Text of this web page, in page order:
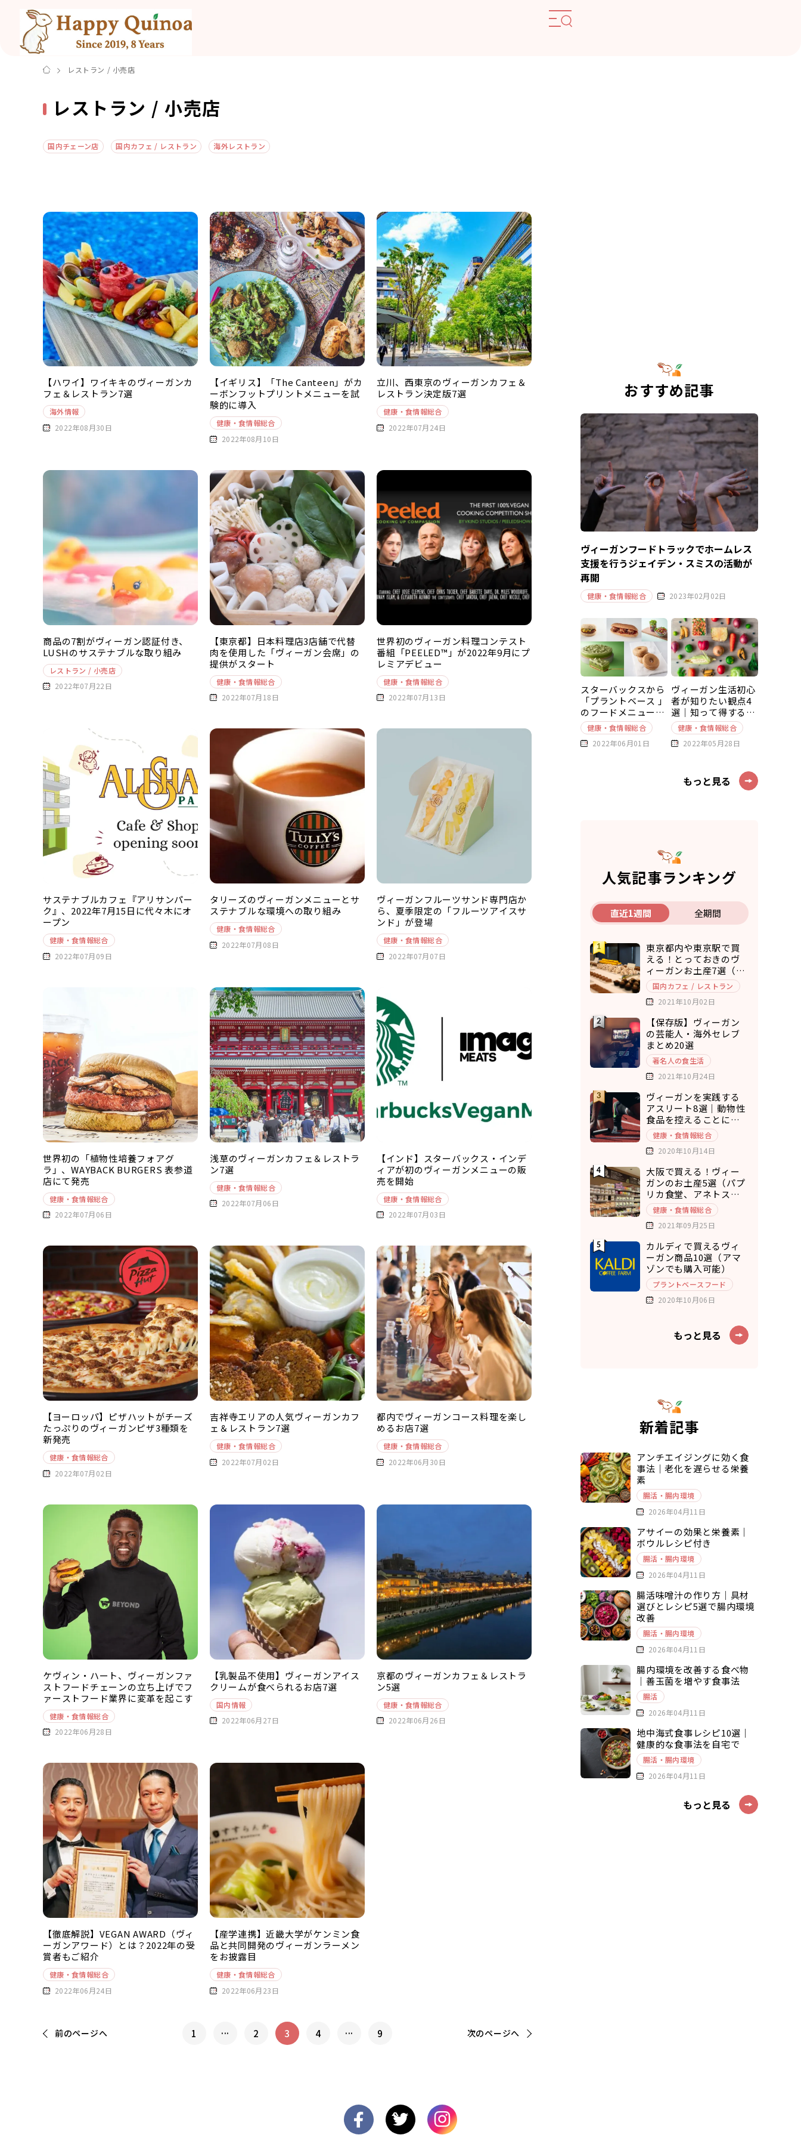
レストラン / 小売店
レストラン / 小売店
国内チェーン店 国内カフェ / レストラン 海外レストラン
【ハワイ】ワイキキのヴィーガンカ
フェ＆レストラン7選
海外情報
2022年08月30日
【イギリス】「The Canteen」がカ
ーボンフットプリントメニューを試
験的に導入
健康・食情報総合
2022年08月10日
立川、西東京のヴィーガンカフェ＆
レストラン決定版7選
健康・食情報総合
2022年07月24日
商品の7割がヴィーガン認証付き、
LUSHのサステナブルな取り組み
レストラン / 小売店
2022年07月22日
【東京都】日本料理店3店舗で代替
肉を使用した「ヴィーガン会席」の
提供がスタート
健康・食情報総合
2022年07月18日
世界初のヴィーガン料理コンテスト
番組「PEELED™」が2022年9月にプ
レミアデビュー
健康・食情報総合
2022年07月13日
サステナブルカフェ『アリサンパー
ク』、2022年7月15日に代々木にオ
ープン
健康・食情報総合
2022年07月09日
タリーズのヴィーガンメニューとサ
ステナブルな環境への取り組み
健康・食情報総合
2022年07月08日
ヴィーガンフルーツサンド専門店か
ら、夏季限定の「フルーツアイスサ
ンド」が登場
健康・食情報総合
2022年07月07日
世界初の「植物性培養フォアグ
ラ」、WAYBACK BURGERS 表参道
店にて発売
健康・食情報総合
2022年07月06日
浅草のヴィーガンカフェ＆レストラ
ン7選
健康・食情報総合
2022年07月06日
【インド】スターバックス・インデ
ィアが初のヴィーガンメニューの販
売を開始
健康・食情報総合
2022年07月03日
【ヨーロッパ】ピザハットがチーズ
たっぷりのヴィーガンピザ3種類を
新発売
健康・食情報総合
2022年07月02日
吉祥寺エリアの人気ヴィーガンカフ
ェ＆レストラン7選
健康・食情報総合
2022年07月02日
都内でヴィーガンコース料理を楽し
めるお店7選
健康・食情報総合
2022年06月30日
ケヴィン・ハート、ヴィーガンファ
ストフードチェーンの立ち上げでフ
ァーストフード業界に変革を起こす
健康・食情報総合
2022年06月28日
【乳製品不使用】ヴィーガンアイス
クリームが食べられるお店7選
国内情報
2022年06月27日
京都のヴィーガンカフェ＆レストラ
ン5選
健康・食情報総合
2022年06月26日
【徹底解説】VEGAN AWARD（ヴィ
ーガンアワード）とは？2022年の受
賞者もご紹介
健康・食情報総合
2022年06月24日
【産学連携】近畿大学がケンミン食
品と共同開発のヴィーガンラーメン
をお披露目
健康・食情報総合
2022年06月23日
1
前のページへ ... 2 3 4 ... 次のページへ
9
おすすめ記事
ヴィーガンフードトラックでホームレス
支援を行うジェイデン・スミスの活動が
再開
健康・食情報総合 2023年02月02日
スターバックスから
「プラントベース 」
のフードメニューが
新発売
健康・食情報総合
2022年06月01日
ヴィーガン生活初心
者が知りたい観点4
選｜知って得する豆
知識～基本編～
健康・食情報総合
2022年05月28日
もっと見る
人気記事ランキング
直近1週間 全期間
東京都内や東京駅で買
える！とっておきのヴ
ィーガンお土産7選（ア
マゾンで購入できるも
のもご紹介）
国内カフェ / レストラン
2021年10月02日
【保存版】ヴィーガン
の芸能人・海外セレブ
まとめ20選
著名人の食生活
2021年10月24日
ヴィーガンを実践する
アスリート8選｜動物性
食品を控えることにメ
リットを実感
健康・食情報総合
2020年10月14日
大阪で買える！ヴィー
ガンのお土産5選（パプ
リカ食堂、アネトス、
ひねもすぱん）
健康・食情報総合
2021年09月25日
カルディで買えるヴィ
ーガン商品10選（アマ
ゾンでも購入可能）
プラントベースフード
2020年10月06日
もっと見る
新着記事
アンチエイジングに効く食
事法｜老化を遅らせる栄養
素
腸活・腸内環境
2026年04月11日
アサイーの効果と栄養素｜
ボウルレシピ付き
腸活・腸内環境
2026年04月11日
腸活味噌汁の作り方｜具材
選びとレシピ5選で腸内環境
改善
腸活・腸内環境
2026年04月11日
腸内環境を改善する食べ物
｜善玉菌を増やす食事法
腸活
2026年04月11日
地中海式食事レシピ10選｜
健康的な食事法を自宅で
腸活・腸内環境
2026年04月11日
もっと見る